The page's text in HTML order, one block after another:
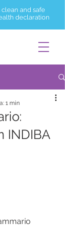
and safe
declaration
INDIBA
1 min